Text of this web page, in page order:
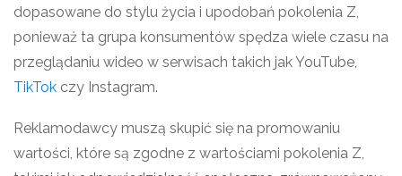
dopasowane do stylu życia i upodobań pokolenia Z,
ponieważ ta grupa konsumentów spędza wiele czasu na
przeglądaniu wideo w serwisach takich jak YouTube,
TikTok czy Instagram.
Reklamodawcy muszą skupić się na promowaniu
wartości, które są zgodne z wartościami pokolenia Z,